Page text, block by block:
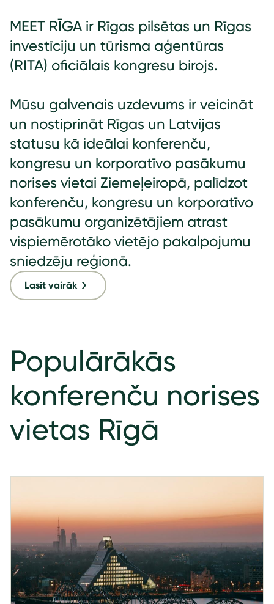
MEET RĪGA ir Rīgas pilsētas un Rīgas
investīciju un tūrisma aģentūras
(RITA) oficiālais kongresu birojs.
Mūsu galvenais uzdevums ir veicināt
un nostiprināt Rīgas un Latvijas
statusu kā ideālai konferenču,
kongresu un korporatīvo pasākumu
norises vietai Ziemeļeiropā, palīdzot
konferenču, kongresu un korporatīvo
pasākumu organizētājiem atrast
vispiemērotāko vietējo pakalpojumu
sniedzēju reģionā.
Lasīt vairāk
Populārākās
konferenču norises
vietas Rīgā